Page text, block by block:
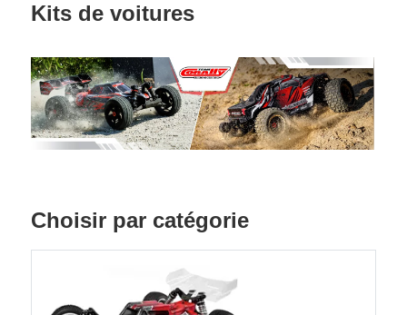
Kits de voitures
Choisir par catégorie